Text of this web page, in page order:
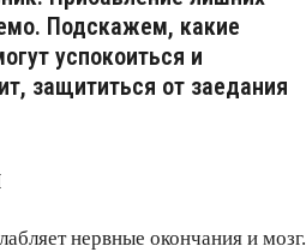
Подскажем, какие
успокоиться и
защититься от заедания
нервные окончания и мозг.